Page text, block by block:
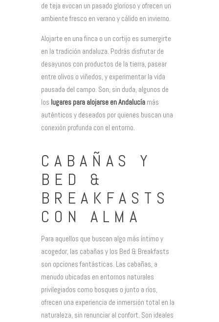
de teja evocan un pasado glorioso y ofrecen un
ambiente fresco en verano y cálido en invierno.
Alojarte en una finca o un cortijo es sumergirte
en la tradición andaluza. Podrás disfrutar de
desayunos con productos de la tierra, pasear
entre olivos o viñedos, y experimentar la vida
pausada del campo. Son, sin duda, algunos de
los lugares para alojarse en Andalucía más
auténticos y deseados por quienes buscan una
conexión profunda con el entorno.
CABAÑAS Y
BED &
BREAKFASTS
CON ALMA
Para aquellos que buscan algo más íntimo y
acogedor, las cabañas y los Bed & Breakfasts
son opciones fantásticas. Las cabañas, a
menudo ubicadas en entornos naturales
privilegiados como bosques o junto a ríos,
ofrecen una experiencia de inmersión total en la
naturaleza, sin renunciar al confort. Son ideales